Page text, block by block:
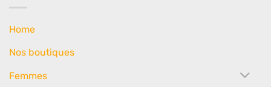
Home
Nos boutiques
Femmes